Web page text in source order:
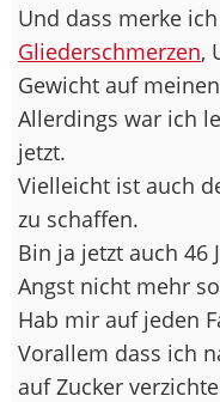
Und dass merke
Gliederschmerzen,
Gewicht auf
Allerdings war ich
jetzt.
Vielleicht ist auch
zu schaffen.
Bin ja jetzt auch 46
Angst nicht mehr
Hab mir auf jeden
Vorallem dass ich
auf Zucker